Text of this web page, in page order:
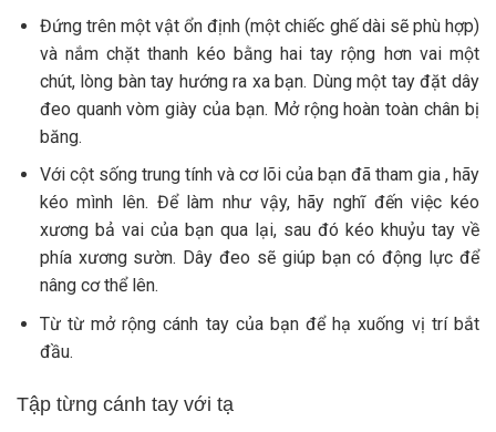
Đứng trên một vật ổn định (một chiếc ghế dài sẽ phù hợp)
và nắm chặt thanh kéo bằng hai tay rộng hơn vai một
chút, lòng bàn tay hướng ra xa bạn. Dùng một tay đặt dây
đeo quanh vòm giày của bạn. Mở rộng hoàn toàn chân bị
băng.
Với cột sống trung tính và cơ lõi của bạn đã tham gia , hãy
kéo mình lên. Để làm như vậy, hãy nghĩ đến việc kéo
xương bả vai của bạn qua lại, sau đó kéo khuỷu tay về
phía xương sườn. Dây đeo sẽ giúp bạn có động lực để
nâng cơ thể lên.
Từ từ mở rộng cánh tay của bạn để hạ xuống vị trí bắt
đầu.
Tập từng cánh tay với tạ